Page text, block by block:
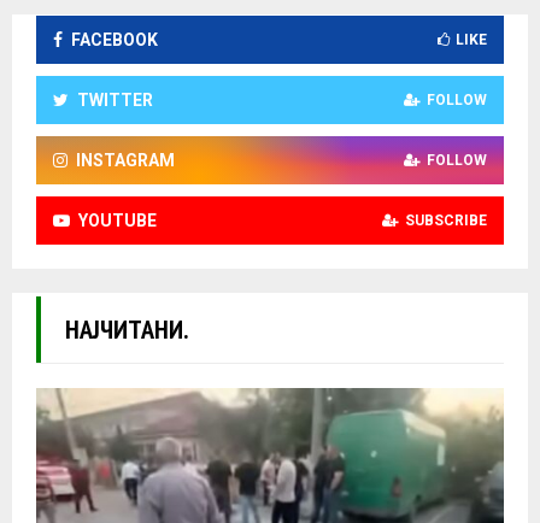
FACEBOOK LIKE
TWITTER FOLLOW
INSTAGRAM FOLLOW
YOUTUBE SUBSCRIBE
НАЈЧИТАНИ.